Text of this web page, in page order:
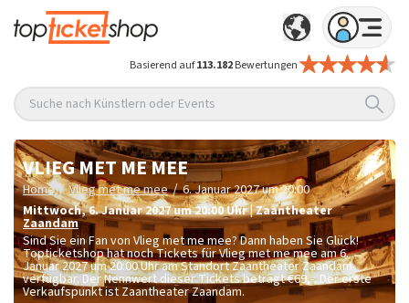
Basierend auf113.182Bewertungen
Suche nach Künstlern oder Events
VLIEG MET ME MEE
Home / Vlieg met me mee / 6. Januar 2027 um 20:00
Mittwoch,6. Januar 2027 um 20:00Uhr|Zaantheater
Zaandam
Sind Sie ein Fan von Vlieg met me mee? Dann haben Sie Glück!
Topticketshop hat noch Tickets für Vlieg met me mee am 6.
Januar 2027 um 20:00 Uhr am Standort Zaantheater Zaandam
verfügbar. Der Nennwert dieser Tickets beträgt€69,-. Der erste
Verkaufspunkt ist Zaantheater Zaandam.